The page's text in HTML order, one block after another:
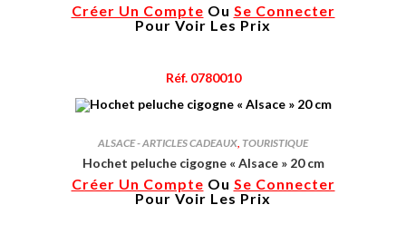
Créer Un Compte Ou Se Connecter
Pour Voir Les Prix
Réf. 0780010
ALSACE - ARTICLES CADEAUX, TOURISTIQUE
Hochet peluche cigogne « Alsace » 20 cm
Créer Un Compte Ou Se Connecter
Pour Voir Les Prix